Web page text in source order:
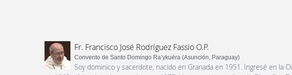
Fr. Francisco José Rodríguez Fassio O.P.
Convento de Santo Domingo Ra’ykuéra (Asunción, Paraguay)
Soy dominico y sacerdote, nacido en Granada en 1951. Ingresé en la